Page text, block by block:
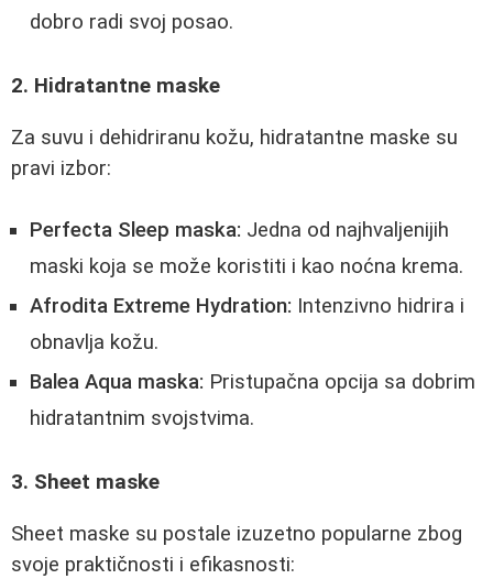
dobro radi svoj posao.
2. Hidratantne maske
Za suvu i dehidriranu kožu, hidratantne maske su
pravi izbor:
Perfecta Sleep maska: Jedna od najhvaljenijih
maski koja se može koristiti i kao noćna krema.
Afrodita Extreme Hydration: Intenzivno hidrira i
obnavlja kožu.
Balea Aqua maska: Pristupačna opcija sa dobrim
hidratantnim svojstvima.
3. Sheet maske
Sheet maske su postale izuzetno popularne zbog
svoje praktičnosti i efikasnosti: